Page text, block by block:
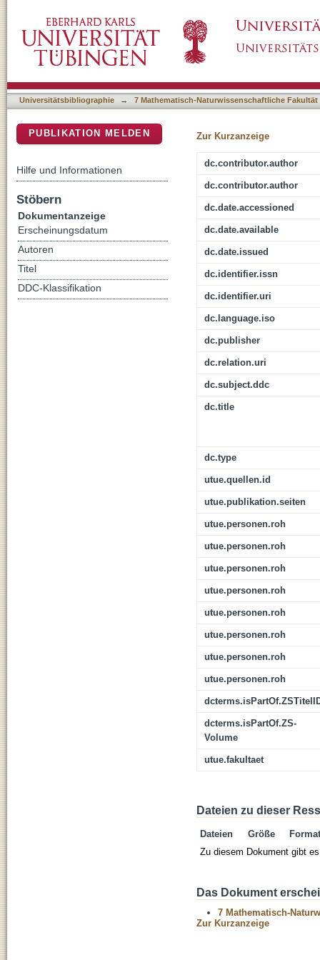
conjugated with aryl (thio)semicarbazides
Universitätsbibliographie → 7 Mathematisch-Naturwissenschaftliche Fakultät
Zur Kurzanzeige
dc.contributor.author
dc.contributor.author
dc.date.accessioned
dc.date.available
dc.date.issued
dc.identifier.issn
dc.identifier.uri
dc.language.iso
dc.publisher
dc.relation.uri
dc.subject.ddc
dc.title
dc.type
utue.quellen.id
utue.publikation.seiten
utue.personen.roh
utue.personen.roh
utue.personen.roh
utue.personen.roh
utue.personen.roh
utue.personen.roh
utue.personen.roh
utue.personen.roh
dcterms.isPartOf.ZS-
Volume
utue.fakultaet
Dateien zu dieser
Dateien Größe
Format
Zu diesem Dokument gibt
Das Dokument
7 Mathematisch-
Zur Kurzanzeige
PUBLIKATION MELDEN
Hilfe und Informationen
Stöbern
Dokumentanzeige
Erscheinungsdatum
Autoren
Titel
DDC-Klassifikation